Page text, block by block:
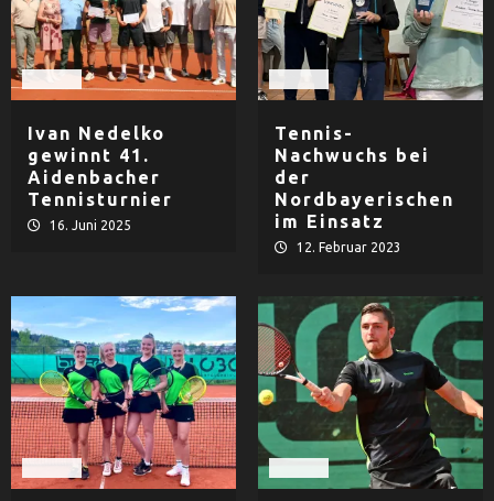
Ivan Nedelko
gewinnt 41.
Aidenbacher
Tennisturnier
16. Juni 2025
Tennis-
Nachwuchs bei
der
Nordbayerischen
im Einsatz
12. Februar 2023